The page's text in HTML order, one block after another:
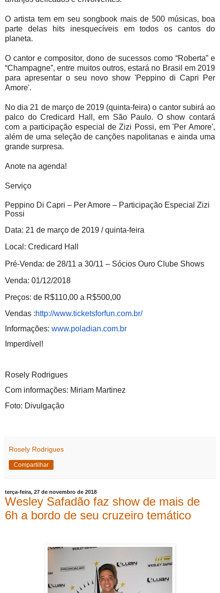
O artista tem em seu songbook mais de 500 músicas, boa
parte delas hits inesquecíveis em todos os cantos do
planeta.
O cantor e compositor, dono de sucessos como “Roberta” e
“Champagne”, entre muitos outros, estará no Brasil em 2019
para apresentar o seu novo show 'Peppino di Capri Per
Amore'.
No dia 21 de março de 2019 (quinta-feira) o cantor subirá ao
palco do Credicard Hall, em São Paulo. O show contará
com a participação especial de Zizi Possi, em 'Per Amore',
além de uma seleção de canções napolitanas e ainda uma
grande surpresa.
Anote na agenda!
Serviço
Peppino Di Capri – Per Amore – Participação Especial Zizi
Possi
Data: 21 de março de 2019 / quinta-feira
Local: Credicard Hall
Pré-Venda: de 28/11 a 30/11 – Sócios Ouro Clube Shows
Venda: 01/12/2018
Preços: de R$110,00 a R$500,00
Vendas :http://www.ticketsforfun.com.br/
Informações: www.poladian.com.br
Imperdível!
Rosely Rodrigues
Com informações: Miriam Martinez
Foto: Divulgação
Rosely Rodrigues
Compartilhar
terça-feira, 27 de novembro de 2018
Wesley Safadão faz show de mais de
6h a bordo de seu cruzeiro temático